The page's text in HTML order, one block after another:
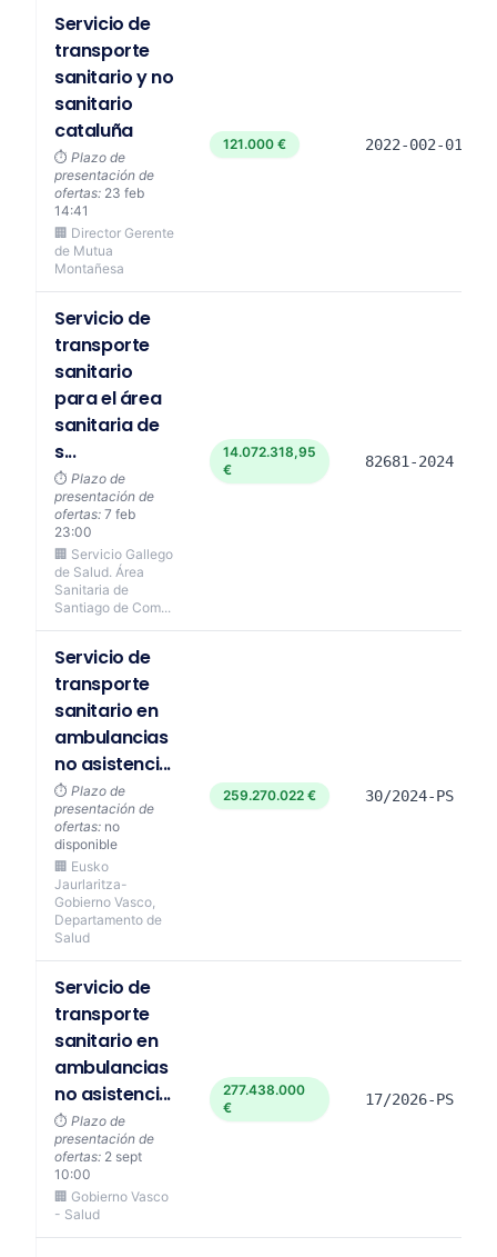
Servicio de
transporte
sanitario y no
sanitario
cataluña
⏱️ Plazo de
presentación de
ofertas: 23 feb
14:41
🏢 Director Gerente
de Mutua
Montañesa
121.000 € 2022-002-017
Servicio de
transporte
sanitario
para el área
sanitaria de
s...
⏱️ Plazo de
presentación de
ofertas: 7 feb
23:00
🏢 Servicio Gallego
de Salud. Área
Sanitaria de
Santiago de Com...
14.072.318,95
€
82681-2024
Servicio de
transporte
sanitario en
ambulancias
no asistenci...
⏱️ Plazo de
presentación de
ofertas: no
disponible
🏢 Eusko
Jaurlaritza-
Gobierno Vasco,
Departamento de
Salud
259.270.022 € 30/2024-PS
Servicio de
transporte
sanitario en
ambulancias
no asistenci...
⏱️ Plazo de
presentación de
ofertas: 2 sept
10:00
🏢 Gobierno Vasco
- Salud
277.438.000
€
17/2026-PS